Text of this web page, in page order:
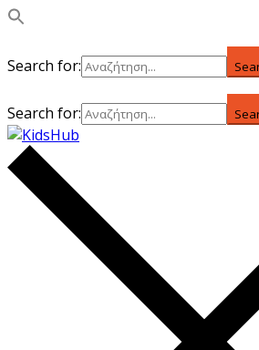
Search for:
Search for: